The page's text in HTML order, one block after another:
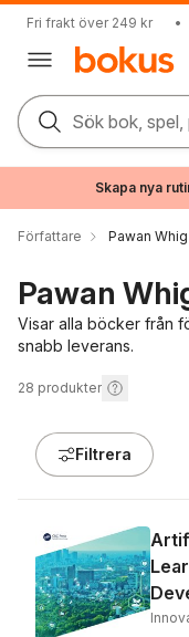
Fri frakt över 249 kr •
Sök bok, spel,
Skapa nya
Författare Pawan Whig
Pawan
Visar alla böcker från
snabb leverans.
28 produkter
Filtrera